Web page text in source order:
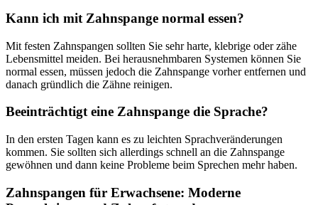
Kann ich mit Zahnspange normal essen?
Mit festen Zahnspangen sollten Sie sehr harte, klebrige oder zähe
Lebensmittel meiden. Bei herausnehmbaren Systemen können Sie
normal essen, müssen jedoch die Zahnspange vorher entfernen und
danach gründlich die Zähne reinigen.
Beeinträchtigt eine Zahnspange die Sprache?
In den ersten Tagen kann es zu leichten Sprachveränderungen
kommen. Sie sollten sich allerdings schnell an die Zahnspange
gewöhnen und dann keine Probleme beim Sprechen mehr haben.
Zahnspangen für Erwachsene: Moderne